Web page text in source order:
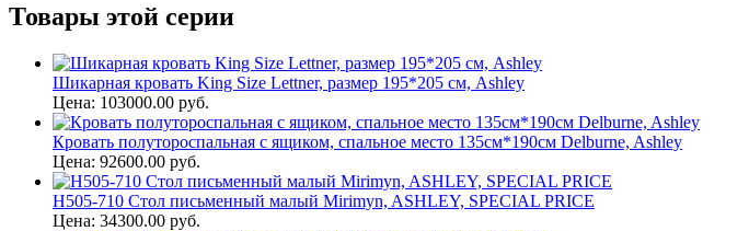
Товары этой серии
Шикарная кровать King Size Lettner, размер 195*205 см, Ashley
Цена: 103000.00 руб.
Кровать полутороспальная с ящиком, спальное место 135см*190см Delburne, Ashley
Цена: 92600.00 руб.
H505-710 Стол письменный малый Mirimyn, ASHLEY, SPECIAL PRICE
Цена: 34300.00 руб.